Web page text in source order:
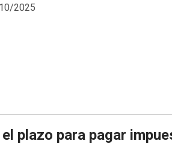
2025
plazo para pagar